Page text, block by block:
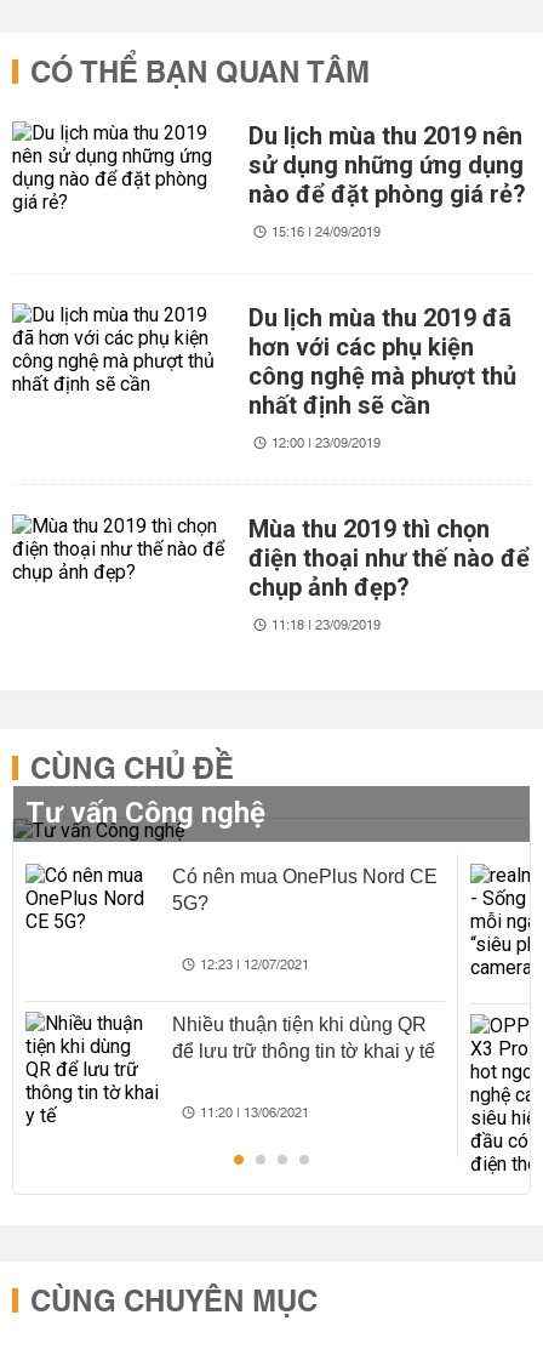
CÓ THỂ BẠN QUAN TÂM
Du lịch mùa thu 2019 nên
sử dụng những ứng dụng
nào để đặt phòng giá rẻ?
15:16 | 24/09/2019
Du lịch mùa thu 2019 đã
hơn với các phụ kiện
công nghệ mà phượt thủ
nhất định sẽ cần
12:00 | 23/09/2019
Mùa thu 2019 thì chọn
điện thoại như thế nào để
chụp ảnh đẹp?
11:18 | 23/09/2019
CÙNG CHỦ ĐỀ
Tư vấn Công nghệ
Có nên mua OnePlus Nord CE
5G?
12:23 | 12/07/2021
Nhiều thuận tiện khi dùng QR
để lưu trữ thông tin tờ khai y tế
11:20 | 13/06/2021
CÙNG CHUYÊN MỤC